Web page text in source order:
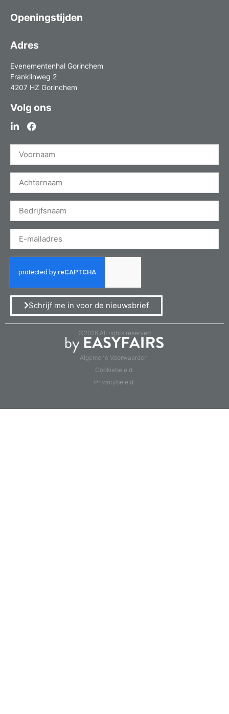
Openingstijden
Adres
Evenementenhal Gorinchem
Franklinweg 2
4207 HZ Gorinchem
Volg ons
Schrijf me in voor de nieuwsbrief
©2026 All rights reserved
Algemene Voorwaarden
Cookiebeleid
Privacybeleid